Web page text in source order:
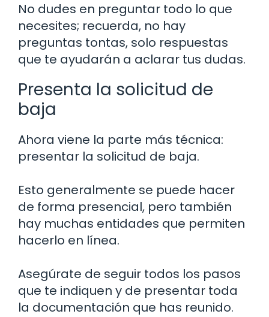
No dudes en preguntar todo lo que
necesites; recuerda, no hay
preguntas tontas, solo respuestas
que te ayudarán a aclarar tus dudas.
Presenta la solicitud de
baja
Ahora viene la parte más técnica:
presentar la solicitud de baja.
Esto generalmente se puede hacer
de forma presencial, pero también
hay muchas entidades que permiten
hacerlo en línea.
Asegúrate de seguir todos los pasos
que te indiquen y de presentar toda
la documentación que has reunido.